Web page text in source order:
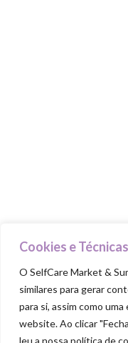
Cookies e
O SelfCare Market &
similares para gerar
para si, assim como
website. Ao clicar
leu a nossa política de
SELFCARE